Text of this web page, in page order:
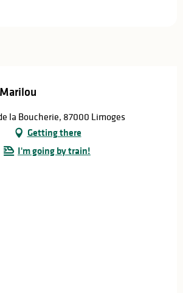
la Boucherie, 87000 Limoges
Getting there
I'm going by train!